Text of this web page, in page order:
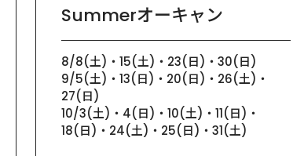
Summerオーキャン
8/8(土)・15(土)・23(日)・30(日)
9/5(土)・13(日)・20(日)・26(土)・
27(日)
10/3(土)・4(日)・10(土)・11(日)・
18(日)・24(土)・25(日)・31(土)